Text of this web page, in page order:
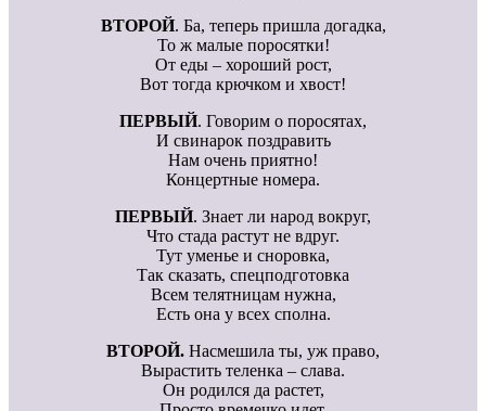
ВТОРОЙ. Ба, теперь пришла догадка,
То ж малые поросятки!
От еды – хороший рост,
Вот тогда крючком и хвост!
ПЕРВЫЙ. Говорим о поросятах,
И свинарок поздравить
Нам очень приятно!
Концертные номера.
ПЕРВЫЙ. Знает ли народ вокруг,
Что стада растут не вдруг.
Тут уменье и сноровка,
Так сказать, спецподготовка
Всем телятницам нужна,
Есть она у всех сполна.
ВТОРОЙ. Насмешила ты, уж право,
Вырастить теленка – слава.
Он родился да растет,